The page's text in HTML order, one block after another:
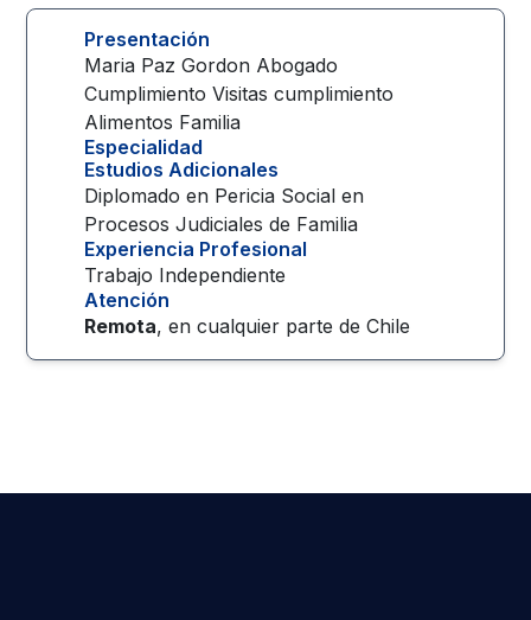
Presentación
Maria Paz Gordon Abogado
Cumplimiento Visitas cumplimiento
Alimentos Familia
Especialidad
Estudios Adicionales
Diplomado en Pericia Social en
Procesos Judiciales de Familia
Experiencia Profesional
Trabajo Independiente
Atención
Remota, en cualquier parte deChile